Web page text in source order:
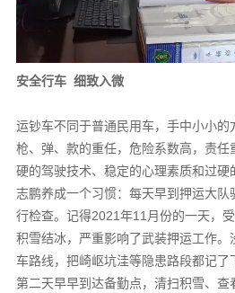
安全行车 细致入微
运钞车不同于普通民用车，手中小小的
枪、弹、款的重任，危险系数高，责任
硬的驾驶技术、稳定的心理素质和过硬
志鹏养成一个习惯：每天早到押运大
行检查。记得2021年11月份的一天，
积雪结冰，严重影响了武装押运工作
车路线，把崎岖坑洼等隐患路段都记了
第二天早早到达备勤点，清扫积雪、